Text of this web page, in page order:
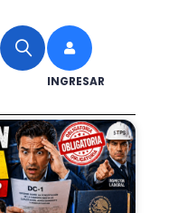
INGRESAR